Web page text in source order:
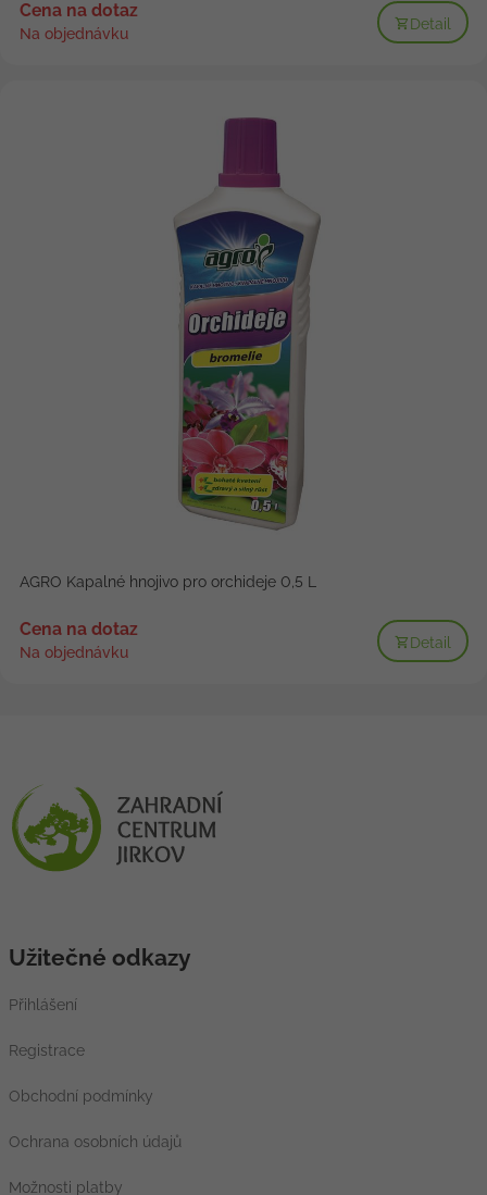
Cena na dotaz
Na objednávku
Detail
AGRO Kapalné hnojivo pro orchideje 0,5 L
Cena na dotaz
Na objednávku
Detail
Užitečné odkazy
Přihlášení
Registrace
Obchodní podmínky
Ochrana osobních údajů
Možnosti platby